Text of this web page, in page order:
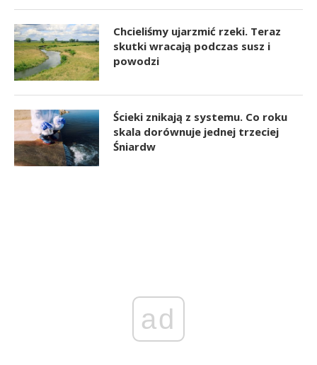
Chcieliśmy ujarzmić rzeki. Teraz
skutki wracają podczas susz i
powodzi
Ścieki znikają z systemu. Co roku
skala dorównuje jednej trzeciej
Śniardw
ad